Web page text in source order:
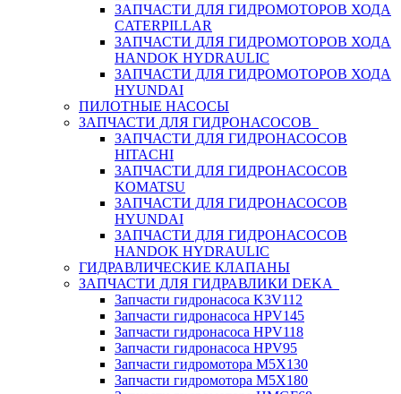
ЗАПЧАСТИ ДЛЯ ГИДРОМОТОРОВ ХОДА
CATERPILLAR
ЗАПЧАСТИ ДЛЯ ГИДРОМОТОРОВ ХОДА
HANDOK HYDRAULIC
ЗАПЧАСТИ ДЛЯ ГИДРОМОТОРОВ ХОДА
HYUNDAI
ПИЛОТНЫЕ НАСОСЫ
ЗАПЧАСТИ ДЛЯ ГИДРОНАСОСОВ
ЗАПЧАСТИ ДЛЯ ГИДРОНАСОСОВ
HITACHI
ЗАПЧАСТИ ДЛЯ ГИДРОНАСОСОВ
KOMATSU
ЗАПЧАСТИ ДЛЯ ГИДРОНАСОСОВ
HYUNDAI
ЗАПЧАСТИ ДЛЯ ГИДРОНАСОСОВ
HANDOK HYDRAULIC
ГИДРАВЛИЧЕСКИЕ КЛАПАНЫ
ЗАПЧАСТИ ДЛЯ ГИДРАВЛИКИ DEKA
Запчасти гидронасоса K3V112
Запчасти гидронасоса HPV145
Запчасти гидронасоса HPV118
Запчасти гидронасоса HPV95
Запчасти гидромотора M5X130
Запчасти гидромотора M5X180